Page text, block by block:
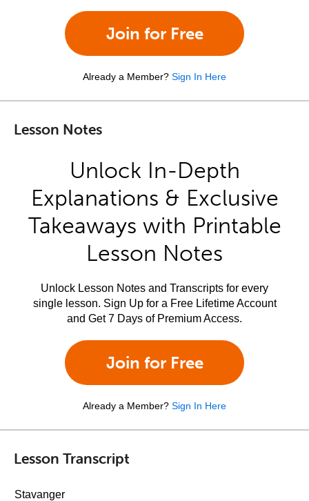
Join for Free
Already a Member? Sign In Here
Lesson Notes
Unlock In-Depth
Explanations & Exclusive
Takeaways with Printable
Lesson Notes
Unlock Lesson Notes and Transcripts for every
single lesson. Sign Up for a Free Lifetime Account
and Get 7 Days of Premium Access.
Join for Free
Already a Member? Sign In Here
Lesson Transcript
Stavanger